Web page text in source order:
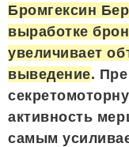
Бромгексин
выработке
увеличивает
выведение.
активность
самым